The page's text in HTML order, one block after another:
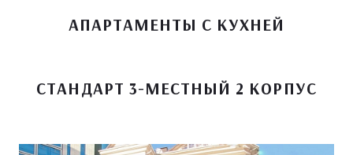
АПАРТАМЕНТЫ С КУХНЕЙ
СТАНДАРТ 3-МЕСТНЫЙ 2 КОРПУС